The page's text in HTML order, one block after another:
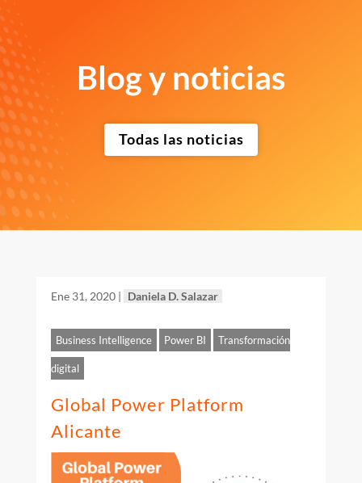
Blog y noticias
Todas las noticias
Ene 31, 2020| Daniela D. Salazar
Business Intelligence Power BI Transformación
digital
Global Power Platform
Alicante